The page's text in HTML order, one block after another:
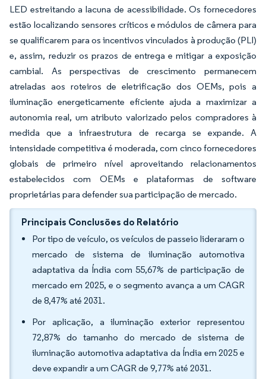
LED estreitando a lacuna de acessibilidade. Os fornecedores
estão localizando sensores críticos e módulos de câmera para
se qualificarem para os incentivos vinculados à produção (PLI)
e, assim, reduzir os prazos de entrega e mitigar a exposição
cambial. As perspectivas de crescimento permanecem
atreladas aos roteiros de eletrificação dos OEMs, pois a
iluminação energeticamente eficiente ajuda a maximizar a
autonomia real, um atributo valorizado pelos compradores à
medida que a infraestrutura de recarga se expande. A
intensidade competitiva é moderada, com cinco fornecedores
globais de primeiro nível aproveitando relacionamentos
estabelecidos com OEMs e plataformas de software
proprietárias para defender sua participação de mercado.
Principais Conclusões do Relatório
Por tipo de veículo, os veículos de passeio lideraram o
mercado de sistema de iluminação automotiva
adaptativa da Índia com 55,67% de participação de
mercado em 2025, e o segmento avança a um CAGR
de 8,47% até 2031.
Por aplicação, a iluminação exterior representou
72,87% do tamanho do mercado de sistema de
iluminação automotiva adaptativa da Índia em 2025 e
deve expandir a um CAGR de 9,77% até 2031.